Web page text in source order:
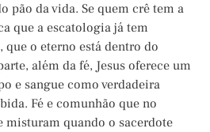
pão da vida. Se quem crê tem a
que a escatologia já tem
que o eterno está dentro do
além da fé, Jesus oferece um
e sangue como verdadeira
Fé e comunhão que no
misturam quando o sacerdote